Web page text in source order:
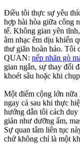
Điều tôi thực sự yêu
hợp hài hòa giữa công
tế. Không gian yên
âm nhạc êm dịu khiến
thư giãn hoàn hảo.
QUAN: nếp nhăn gò
gian ngắn, sự thay đổi
khoét sâu hoặc khi
Một điểm cộng lớn nữa
ngay cả sau khi thực
hướng dẫn tôi cách
giản như dưỡng ẩm,
Sự quan tâm liên tục
chứ không chỉ là một